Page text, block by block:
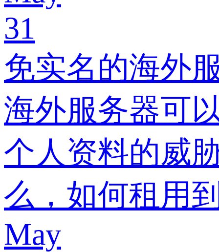
31
免实名的海外
海外服务器可
个人资料的威
么，如何租用
May